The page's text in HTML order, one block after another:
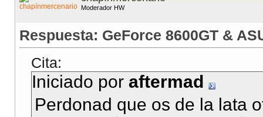
Moderador HW
Respuesta: GeForce 8600GT &
Cita:
Iniciado por aftermad
Perdonad que os de la lata